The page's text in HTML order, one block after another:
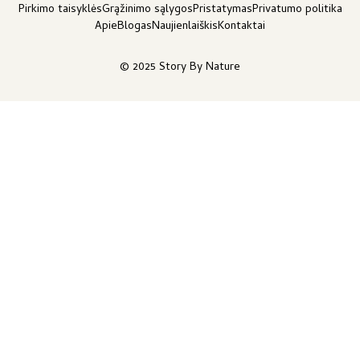
© 2025 Story By Nature
Pirkimo taisyklėsGrąžinimo sąlygosPristatymasPrivatumo politika
ApieBlogasNaujienlaiškisKontaktai